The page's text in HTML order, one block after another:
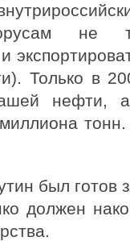
не
Только в
нефти,
тонн.
был готов
должен